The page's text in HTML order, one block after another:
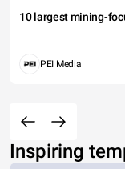
10 largest mining-
PEI Media
Inspiring